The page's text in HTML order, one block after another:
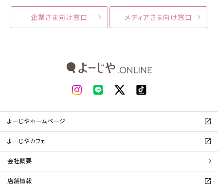
企業さま向け窓口 メディアさま向け窓口
よーじやホームページ
よーじやカフェ
会社概要
店舗情報